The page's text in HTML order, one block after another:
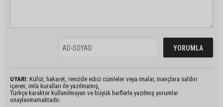
UYARI: Küfür, hakaret, rencide edici cümleler veya imalar, inançlara saldırı
içeren, imla kuralları ile yazılmamış,
Türkçe karakter kullanılmayan ve büyük harflerle yazılmış yorumlar
onaylanmamaktadır.